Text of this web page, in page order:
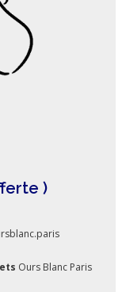
)
Ours Blanc Paris